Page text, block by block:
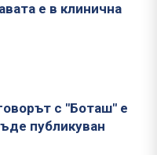
е в клинична
с "Боташ" е
публикуван